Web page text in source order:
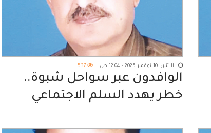
الاثنين, 10 نوفمبر 2025 - 12:04 ص 537
الوافدون عبر سواحل شبوة..
خطر يهدد السلم الاجتماعي